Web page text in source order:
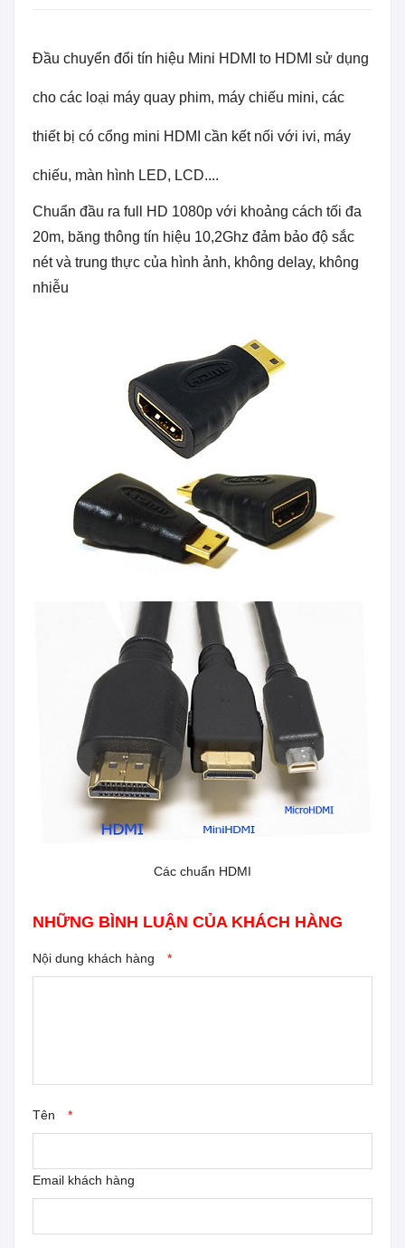
Đầu chuyển đổi tín hiệu Mini HDMI to HDMI sử dụng
cho các loại máy quay phim, máy chiếu mini, các
thiết bị có cổng mini HDMI cần kết nối với ivi, máy
chiếu, màn hình LED, LCD....
Chuẩn đầu ra full HD 1080p với khoảng cách tối đa
20m, băng thông tín hiệu 10,2Ghz đảm bảo độ sắc
nét và trung thực của hình ảnh, không delay, không
nhiễu
Các chuẩn HDMI
NHỮNG BÌNH LUẬN CỦA KHÁCH HÀNG
Nội dung khách hàng *
Tên *
Email khách hàng